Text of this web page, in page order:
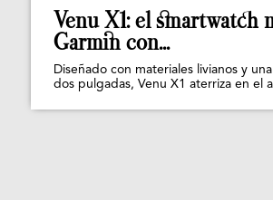
Venu X1: el smartwatch
Garmin con...
Diseñado con materiales livianos y
dos pulgadas, Venu X1 aterriza en el